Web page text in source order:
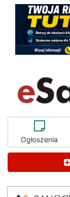
Ogłoszenia